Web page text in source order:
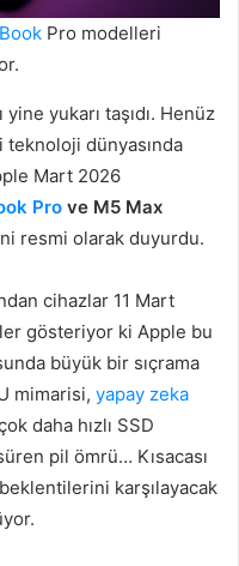
Pro modelleri
yine yukarı taşıdı. Henüz
dünyasında
Mart 2026
Pro ve M5 Max
resmi olarak duyurdu.
cihazlar 11 Mart
gösteriyor ki Apple bu
büyük bir sıçrama
mimarisi, yapay zeka
daha hızlı SSD
pil ömrü… Kısacası
karşılayacak